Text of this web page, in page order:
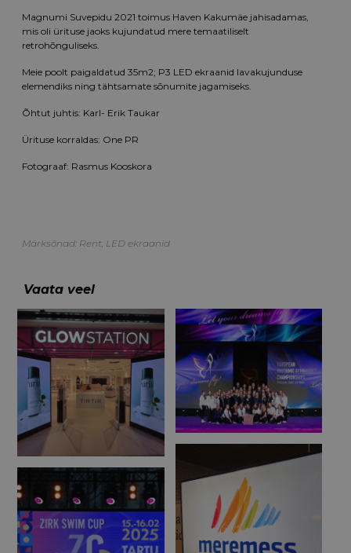
Magnumi Suvepidu 2021 toimus Haven Kakumäe jahisadamas,
mis oli ürituse jaoks kujundatud mere temaatiliselt
retrohõnguliseks.
Meie poolt paigaldatud 35m2; P3 LED ekraanid lavakujunduse
elemendiks ning tähtsamate sõnumite jagamiseks.
Õhtut juhtis: Karl- Erik Taukar
Ürituse korraldas: One PR
Fotograaf: Rasmus Kooskora
Märksõnad: Rent, LED ekraanid
Vaata veel